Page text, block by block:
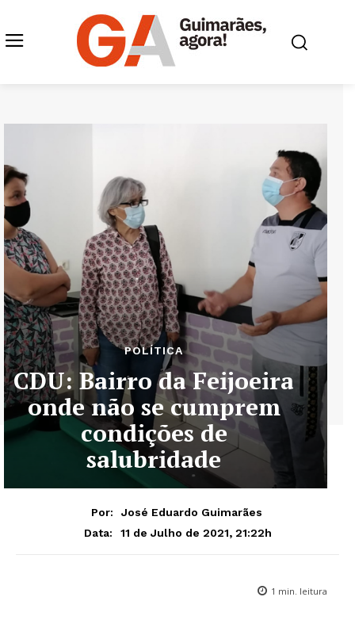
POLÍTICA
CDU: Bairro da Feijoeira
onde não se cumprem
condições de
salubridade
Por:
José Eduardo Guimarães
Data:
11 de Julho de 2021, 21:22h
1 min. leitura